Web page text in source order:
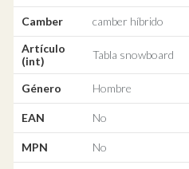
Camber
camber híbrido
Artículo
(int)
Tabla snowboard
Género Hombre
EAN No
MPN No